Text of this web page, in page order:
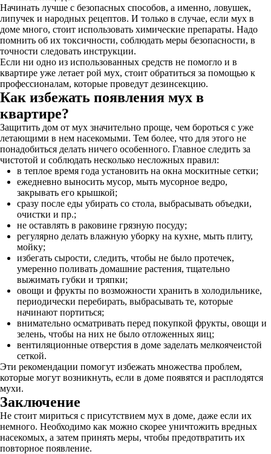
Начинать лучше с безопасных способов, а именно, ловушек,
липучек и народных рецептов. И только в случае, если мух в
доме много, стоит использовать химические препараты. Надо
помнить об их токсичности, соблюдать меры безопасности, в
точности следовать инструкции.
Если ни одно из использованных средств не помогло и в
квартире уже летает рой мух, стоит обратиться за помощью к
профессионалам, которые проведут дезинсекцию.
Как избежать появления мух в
квартире?
Защитить дом от мух значительно проще, чем бороться с уже
летающими в нем насекомыми. Тем более, что для этого не
понадобиться делать ничего особенного. Главное следить за
чистотой и соблюдать несколько несложных правил:
в теплое время года установить на окна москитные сетки;
ежедневно выносить мусор, мыть мусорное ведро,
закрывать его крышкой;
сразу после еды убирать со стола, выбрасывать объедки,
очистки и пр.;
не оставлять в раковине грязную посуду;
регулярно делать влажную уборку на кухне, мыть плиту,
мойку;
избегать сырости, следить, чтобы не было протечек,
умеренно поливать домашние растения, тщательно
выжимать губки и тряпки;
овощи и фрукты по возможности хранить в холодильнике,
периодически перебирать, выбрасывать те, которые
начинают портиться;
внимательно осматривать перед покупкой фрукты, овощи и
зелень, чтобы на них не было отложенных яиц;
вентиляционные отверстия в доме заделать мелкоячеистой
сеткой.
Эти рекомендации помогут избежать множества проблем,
которые могут возникнуть, если в доме появятся и расплодятся
мухи.
Заключение
Не стоит мириться с присутствием мух в доме, даже если их
немного. Необходимо как можно скорее уничтожить вредных
насекомых, а затем принять меры, чтобы предотвратить их
повторное появление.